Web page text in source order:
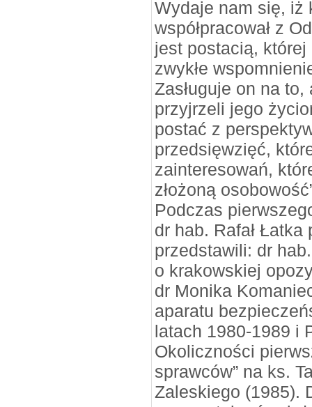
Wydaje nam się, iż
współpracował z
jest postacią,
zwykłe
Zasługuje on na
przyjrzeli jego
postać z
przedsięwzięć,
zainteresowań,
złożoną
Podczas
dr hab. Rafał
przedstawili: dr
o krakowskiej
dr Monika
aparatu
latach 1980-1989 i
Okoliczności
sprawców” na ks.
Zaleskiego (1985).